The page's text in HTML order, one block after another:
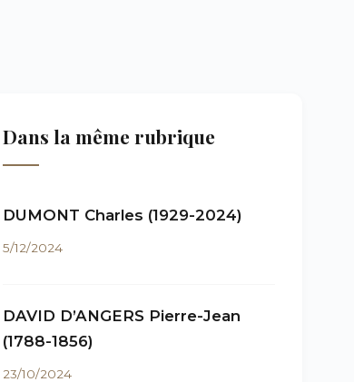
Dans la même rubrique
DUMONT Charles (1929-2024)
5/12/2024
DAVID D’ANGERS Pierre-Jean
(1788-1856)
23/10/2024